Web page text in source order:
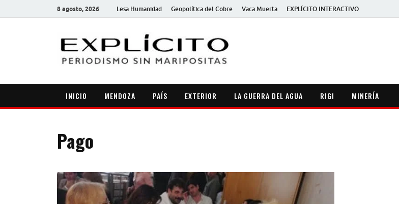
8 agosto, 2026 Lesa Humanidad Geopolítica del Cobre Vaca Muerta EXPLÍCITO INTERACTIVO
INICIO MENDOZA PAÍS EXTERIOR LA GUERRA DEL AGUA RIGI MINERÍA
Pago